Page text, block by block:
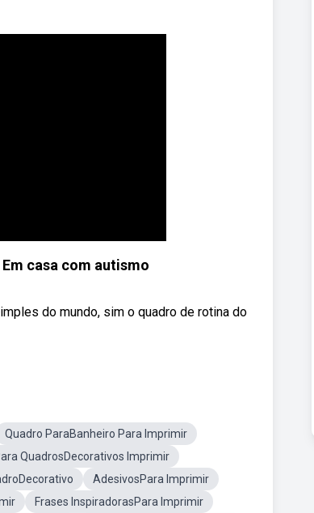
casa com autismo
do mundo, sim o quadro de rotina do
Quadro ParaBanheiro Para Imprimir
QuadrosDecorativos Imprimir
AdesivosPara Imprimir
Frases InspiradorasPara Imprimir